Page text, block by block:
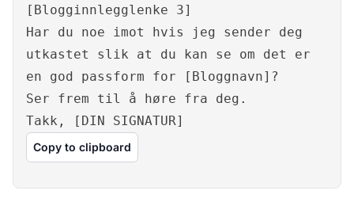
[Blogginnlegglenke 3]
Har du noe imot hvis jeg sender deg
utkastet slik at du kan se om det er
en god passform for [Bloggnavn]?
Ser frem til å høre fra deg.
Takk, [DIN SIGNATUR]
Copy to clipboard